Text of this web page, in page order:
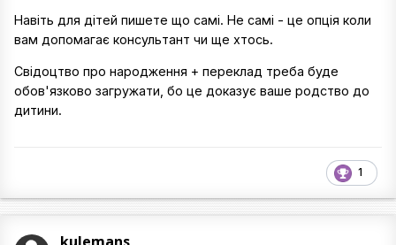
Навіть для дітей пишете що самі. Не самі - це опція коли
вам допомагає консультант чи ще хтось.
Свідоцтво про народження + переклад треба буде
обов'язково загружати, бо це доказує ваше родство до
дитини.
1